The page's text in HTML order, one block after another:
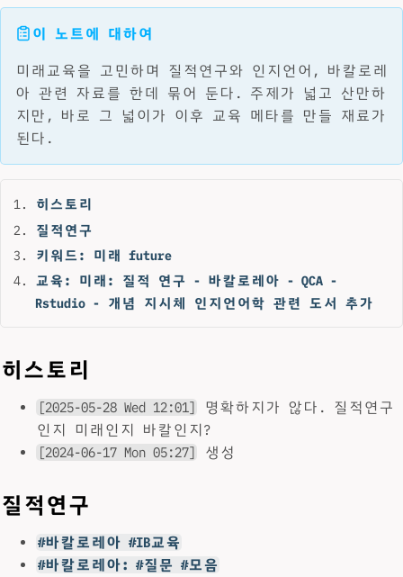
이 노트에 대하여
미래교육을 고민하며 질적연구와 인지언어, 바칼로레
아 관련 자료를 한데 묶어 둔다. 주제가 넓고 산만하
지만, 바로 그 넓이가 이후 교육 메타를 만들 재료가
된다.
히스토리
질적연구
키워드: 미래 future
교육: 미래: 질적 연구 - 바칼로레아 - QCA -
Rstudio - 개념 지시체 인지언어학 관련 도서 추가
히스토리
[2025-05-28 Wed 12:01]
명확하지가 않다. 질적연구
인지 미래인지 바칼인지?
[2024-06-17 Mon 05:27]
생성
질적연구
#바칼로레아 #IB교육
#바칼로레아: #질문 #모음